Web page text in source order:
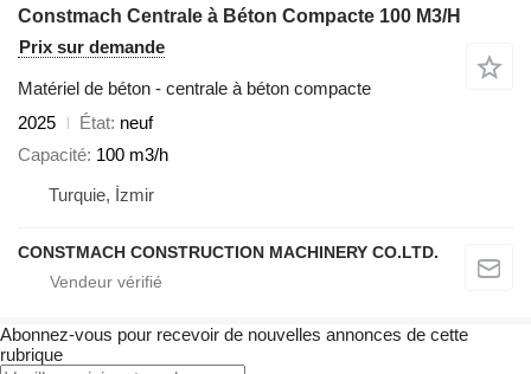
Constmach Centrale à Béton Compacte 100 M3/H
Prix sur demande
Matériel de béton - centrale à béton compacte
2025
État neuf
Capacité 100 m3/h
Turquie, İzmir
CONSTMACH CONSTRUCTION MACHINERY CO.LTD.
Abonnez-vous pour recevoir de nouvelles annonces de cette
rubrique